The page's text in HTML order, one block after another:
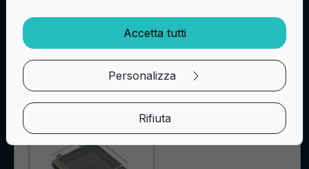
Sacchetto Velluto
+0,20€ / pz
Info
Scatola Velluto
+1,20€ / pz
Accetta tutti
Personalizza
Rifiuta